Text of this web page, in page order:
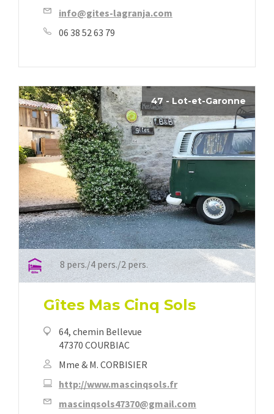
info@gites-lagranja.com
06 38 52 63 79
47 - Lot-et-Garonne
8 pers./4 pers./2 pers.
Gîtes Mas Cinq Sols
64, chemin Bellevue
47370 COURBIAC
Mme & M. CORBISIER
http://www.mascinqsols.fr
mascinqsols47370@gmail.com